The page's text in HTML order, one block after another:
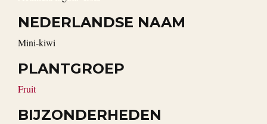
NEDERLANDSE NAAM
mini-kiwi
PLANTGROEP
Fruit
BIJZONDERHEDEN